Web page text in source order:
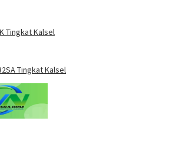
Tingkat Kalsel
Tingkat Kalsel